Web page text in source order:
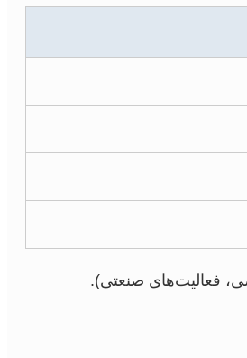
فعالیت‌های صنعتی).